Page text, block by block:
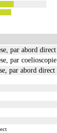
par abord direct
par coelioscopie
par abord direct